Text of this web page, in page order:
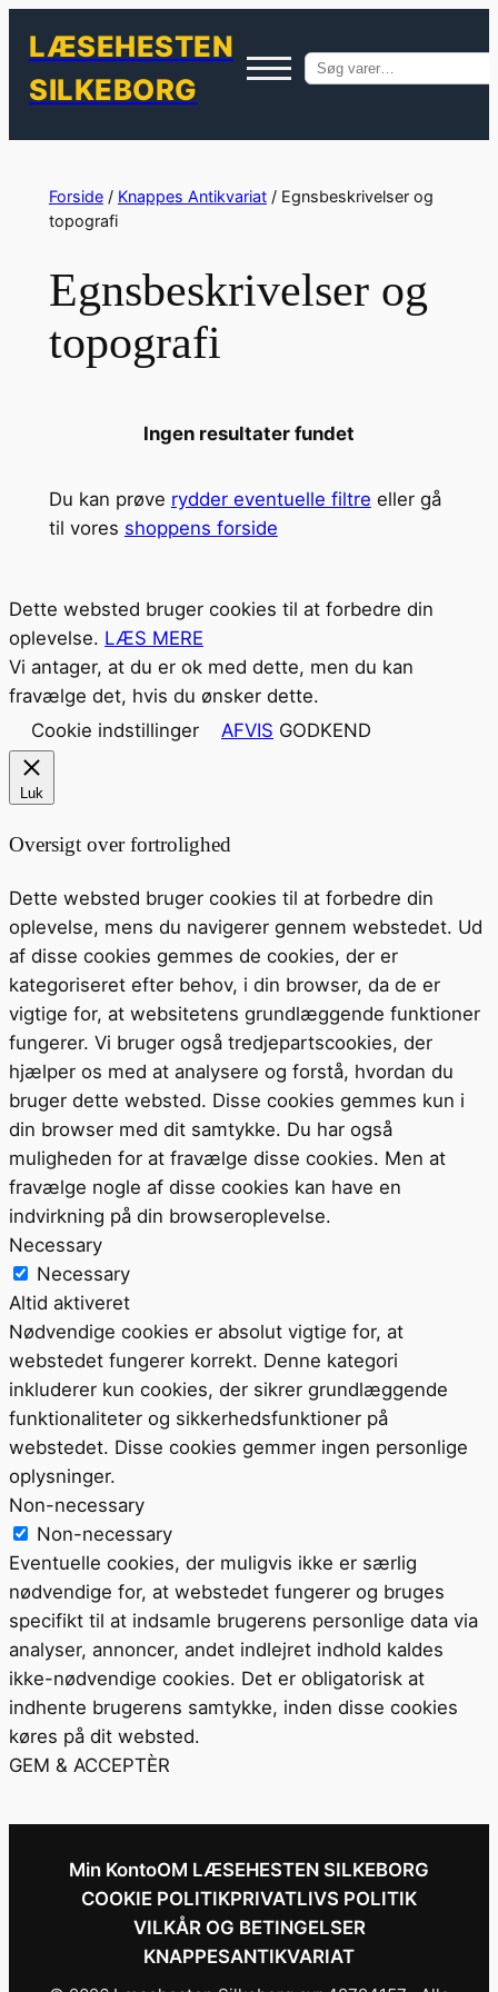
LÆSEHESTEN
SILKEBORG
Søg
indhold
Forside/ Knappes Antikvariat/ Egnsbeskrivelser og
topografi
Egnsbeskrivelser og
topografi
Ingen resultater fundet
Du kan prøve rydder eventuelle filtre eller gå
til vores shoppens forside
Dette websted bruger cookies til at forbedre din
oplevelse. LÆS MERE
Vi antager, at du er ok med dette, men du kan
fravælge det, hvis du ønsker dette.
Cookie indstillinger
AFVIS GODKEND
Luk
Oversigt over fortrolighed
Dette websted bruger cookies til at forbedre din
oplevelse, mens du navigerer gennem webstedet. Ud
af disse cookies gemmes de cookies, der er
kategoriseret efter behov, i din browser, da de er
vigtige for, at websitetens grundlæggende funktioner
fungerer. Vi bruger også tredjepartscookies, der
hjælper os med at analysere og forstå, hvordan du
bruger dette websted. Disse cookies gemmes kun i
din browser med dit samtykke. Du har også
muligheden for at fravælge disse cookies. Men at
fravælge nogle af disse cookies kan have en
indvirkning på din browseroplevelse.
Necessary
Necessary
Altid aktiveret
Nødvendige cookies er absolut vigtige for, at
webstedet fungerer korrekt. Denne kategori
inkluderer kun cookies, der sikrer grundlæggende
funktionaliteter og sikkerhedsfunktioner på
webstedet. Disse cookies gemmer ingen personlige
oplysninger.
Non-necessary
Non-necessary
Eventuelle cookies, der muligvis ikke er særlig
nødvendige for, at webstedet fungerer og bruges
specifikt til at indsamle brugerens personlige data via
analyser, annoncer, andet indlejret indhold kaldes
ikke-nødvendige cookies. Det er obligatorisk at
indhente brugerens samtykke, inden disse cookies
køres på dit websted.
GEM & ACCEPTÈR
Min KontoOM LÆSEHESTEN SILKEBORG
COOKIE POLITIKPRIVATLIVS POLITIK
VILKÅR OG BETINGELSER
KNAPPESANTIKVARIAT